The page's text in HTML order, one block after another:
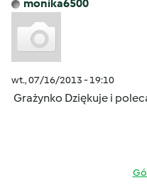
monika6500
wt., 07/16/2013 - 19:10
Grażynko Dziękuje i